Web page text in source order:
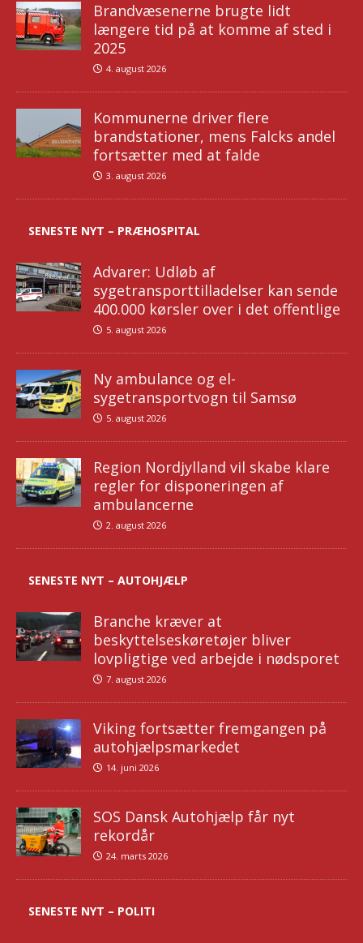
Brandvæsenerne brugte lidt
længere tid på at komme af sted i
2025
4. august 2026
Kommunerne driver flere
brandstationer, mens Falcks andel
fortsætter med at falde
3. august 2026
SENESTE NYT – PRÆHOSPITAL
Advarer: Udløb af
sygetransporttilladelser kan sende
400.000 kørsler over i det offentlige
5. august 2026
Ny ambulance og el-
sygetransportvogn til Samsø
5. august 2026
Region Nordjylland vil skabe klare
regler for disponeringen af
ambulancerne
2. august 2026
SENESTE NYT – AUTOHJÆLP
Branche kræver at
beskyttelseskøretøjer bliver
lovpligtige ved arbejde i nødsporet
7. august 2026
Viking fortsætter fremgangen på
autohjælpsmarkedet
14. juni 2026
SOS Dansk Autohjælp får nyt
rekordår
24. marts 2026
SENESTE NYT – POLITI